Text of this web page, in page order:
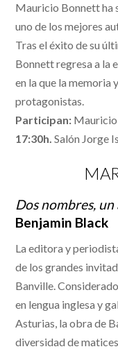
Mauricio Bonnett ha
uno de los mejores
Tras el éxito de su
Bonnett regresa a la
en la que la memoria
protagonistas.
Participan: Mauricio
17:30h.Salón Jorge
Dos nombres,
Benjamin Black
La editora y
de los grandes
Banville.
en lengua inglesa y
Asturias, la obra de
diversidad de